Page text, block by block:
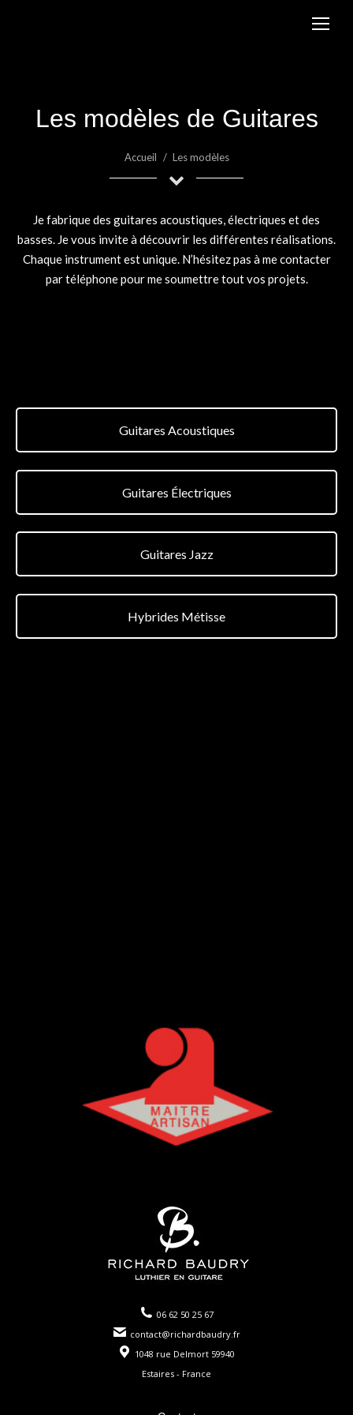
Les modèles de Guitares
Vous êtes ici :
Accueil Les modèles
Je fabrique des guitares acoustiques, électriques et des
basses. Je vous invite à découvrir les différentes réalisations.
Chaque instrument est unique. N’hésitez pas à me contacter
par téléphone pour me soumettre tout vos projets.
Guitares Acoustiques
Guitares Électriques
Guitares Jazz
Hybrides Métisse
06 62 50 25 67
contact@richardbaudry.fr
1048 rue Delmort 59940
Estaires - France